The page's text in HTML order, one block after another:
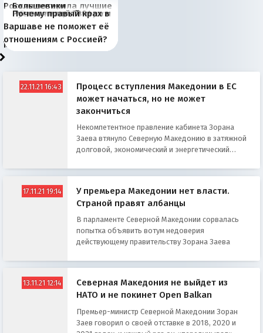
Россия потеряла лучшие
рыбопромысловые
районы Баренцева
моря
Большевики
отличаются от «Яблока»
тем, что они -
победители
Киевская марионетка
Запада рассказала о
«переобувании» хозяев
В России назрели
перемены: 15 шагов к
суверенной экономике
Миграционный пожар
Европы
Россия начинает
сбрасывать балласт
Анкориджа
Россия зимой 1904
года: первые уступки во
внутренней политике
Русская нация вчера и
сегодня
Почему правый крах в
Варшаве не поможет её
отношениям с Россией?
22.11.21 16:43
Процесс вступления Македонии в ЕС
может начаться, но не может
закончиться
Некомпетентное правление кабинета Зорана
Заева втянуло Северную Македонию в затяжной
долговой, экономический и энергетический
17.11.21 19:14
У премьера Македонии нет власти.
Страной правят албанцы
В парламенте Северной Македонии сорвалась
попытка объявить вотум недоверия
действующему правительству Зорана Заева
13.11.21 12:14
Северная Македония не выйдет из
НАТО и не покинет Open Balkan
Премьер-министр Северной Македонии Зоран
Заев говорил о своей отставке в 2018, 2020 и